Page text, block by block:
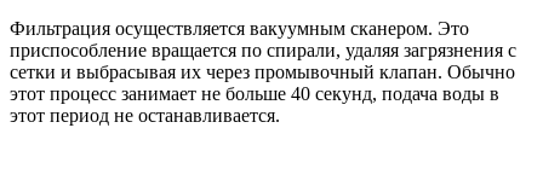
Фильтрация осуществляется вакуумным сканером. Это
приспособление вращается по спирали, удаляя загрязнения с
сетки и выбрасывая их через промывочный клапан. Обычно
этот процесс занимает не больше 40 секунд, подача воды в
этот период не останавливается.